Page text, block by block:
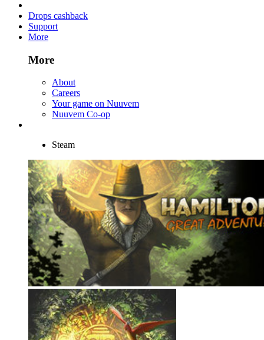
Drops cashback
Support
More
More
About
Careers
Your game on Nuuvem
Nuuvem Co-op
Steam